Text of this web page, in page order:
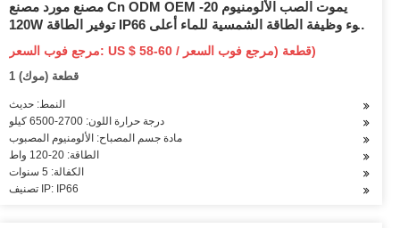
مصنع مورد مصنع Cn ODM OEM يموت الصب الألومنيوم 20-
120W توفير الطاقة IP66 ضوء وظيفة الطاقة الشمسية للماء أعلى
حديقة ضوء الإسكان LED ضوء الشارع
مرجع فوب السعر: US $ 58-60 / قطعة (مرجع فوب السعر)
1 قطعة (موك)
النمط: حديث
درجة حرارة اللون: 2700-6500 كيلو
مادة جسم المصباح: الألومنيوم المصبوب
الطاقة: 20-120 واط
الكفالة: 5 سنوات
تصنيف IP: IP66